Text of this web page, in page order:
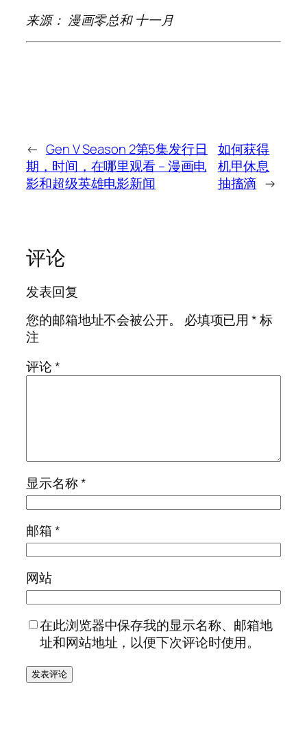
来源： 漫画零总和十一月
← Gen V Season 2第5集发行日
期，时间，在哪里观看 – 漫画电
影和超级英雄电影新闻
如何获得
机甲休息
抽搐滴 →
评论
发表回复
您的邮箱地址不会被公开。
必填项已用*标
注
评论*
显示名称*
邮箱*
网站
在此浏览器中保存我的显示名称、邮箱地
址和网站地址，以便下次评论时使用。